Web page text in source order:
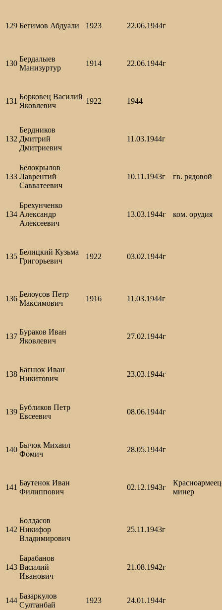
129 Бегимов Абдуали 1923 22.06.1944г
130
Бердалыев
Манизуртур
1914 22.06.1944г
131
Борковец Василий
Яковлевич
1922 1944
132
Бердников
Дмитрий
Дмитриевич
11.03.1944г
133
Белокрылов
Лаврентий
Савватеевич
10.11.1943г гв. рядовой
134
Брехунченко
Александр
Алексеевич
13.03.1944г ком. орудия
135
Белицкий Кузьма
Григорьевич
1922 03.02.1944г
136
Белоусов Петр
Максимович
1916 11.03.1944г
137
Бураков Иван
Яковлевич
27.02.1944г
138
Багнюк Иван
Никитович
23.03.1944г
139
Бубликов Петр
Евсеевич
08.06.1944г
140
Бычок Михаил
Фомич
28.05.1944г
141
Баутенок Иван
Филиппович
02.12.1943г
минер
142
Болдасов
Никифор
Владимирович
25.11.1943г
143
Барабанов
Василий
Иванович
21.08.1942г
144
Базаркулов
Султанбай
1923 24.01.1944г